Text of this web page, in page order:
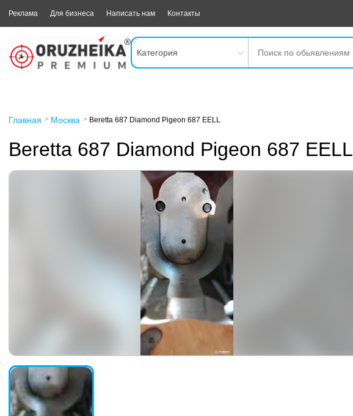
Реклама Для бизнеса Написать нам Контакты
Категория
Главная Москва Beretta 687 Diamond Pigeon 687 EELL
Beretta 687 Diamond Pigeon 687 EELL